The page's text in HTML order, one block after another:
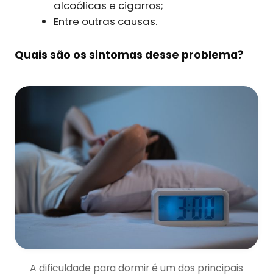
alcoólicas e cigarros;
Entre outras causas.
Quais são os sintomas desse problema?
A dificuldade para dormir é um dos principais